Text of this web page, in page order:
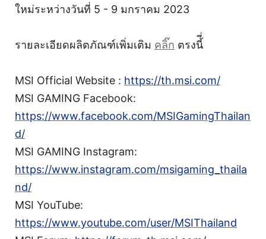
ใหม่ระหว่างวันที่ 5 - 9 มกราคม 2023
รายละเอียดผลิตภัณฑ์เพิ่มเติม คลิ๊ก ตรงนี้ี่
MSI Official Website : https://th.msi.com/
MSI GAMING Facebook:
https://www.facebook.com/MSIGamingThailan
d/
MSI GAMING Instagram:
https://www.instagram.com/msigaming_thaila
nd/
MSI YouTube:
https://www.youtube.com/user/MSIThailand